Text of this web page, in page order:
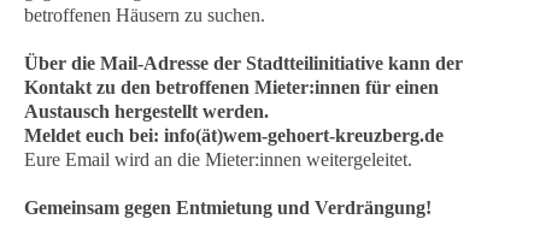
betroffenen Häusern zu suchen.
Über die Mail-Adresse der Stadtteilinitiative kann der
Kontakt zu den betroffenen Mieter:innen für einen
Austausch hergestellt werden.
Meldet euch bei: info(ät)wem-gehoert-kreuzberg.de
Eure Email wird an die Mieter:innen weitergeleitet.
Gemeinsam gegen Entmietung und Verdrängung!